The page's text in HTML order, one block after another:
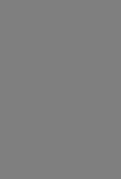
können, den Inhalt auf
Bitte beachten Sie,
werden.